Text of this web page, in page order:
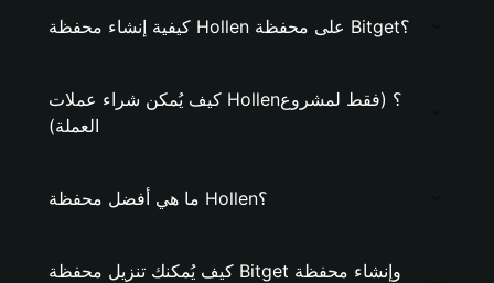
كيفية إنشاء محفظة Hollen على محفظة Bitget؟
كيف يُمكن شراء عملات Hollen؟ (فقط لمشروع
العملة)
ما هي أفضل محفظة Hollen؟
كيف يُمكنك تنزيل محفظة Bitget وإنشاء محفظة